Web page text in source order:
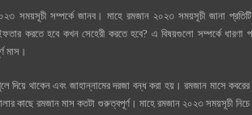
সময়সূচী সম্পর্কে জানব। মাহে রমজান ২০২৩ সময়সূচী জানা
করতে হবে কখন সেহেরী করতে হবে? এ বিষয়গুলো সম্পর্কে ধারণা
মাস।
থাকেন এবং জাহান্নামের দরজা বন্ধ করা হয়। রমজান মাসে
কাছে রমজান মাস কতটা গুরুত্বপূর্ণ। মাহে রমজান ২০২৩ সময়সূচী